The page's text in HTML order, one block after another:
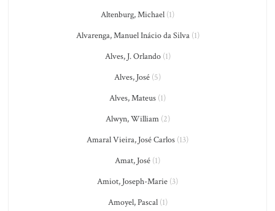
Altenburg, Michael (1)
Alvarenga, Manuel Inácio da Silva(1)
Alves, J. Orlando(1)
Alves, José (5)
Alves, Mateus (1)
Alwyn, William(2)
Amaral Vieira, José Carlos (13)
Amat, José (1)
Amiot, Joseph-Marie (3)
Amoyel, Pascal(1)